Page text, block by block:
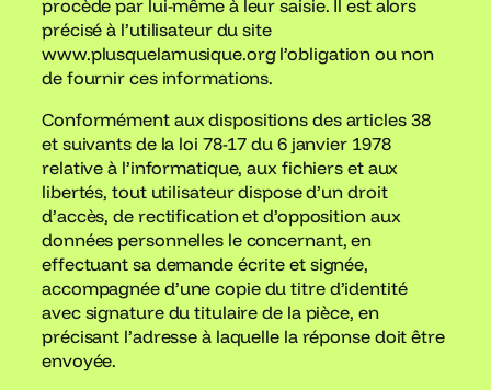
procède par lui-même à leur saisie. Il est alors
précisé à l’utilisateur du site
www.plusquelamusique.org l’obligation ou non
de fournir ces informations.
Conformément aux dispositions des articles 38
et suivants de la loi 78-17 du 6 janvier 1978
relative à l’informatique, aux fichiers et aux
libertés, tout utilisateur dispose d’un droit
d’accès, de rectification et d’opposition aux
données personnelles le concernant, en
effectuant sa demande écrite et signée,
accompagnée d’une copie du titre d’identité
avec signature du titulaire de la pièce, en
précisant l’adresse à laquelle la réponse doit être
envoyée.